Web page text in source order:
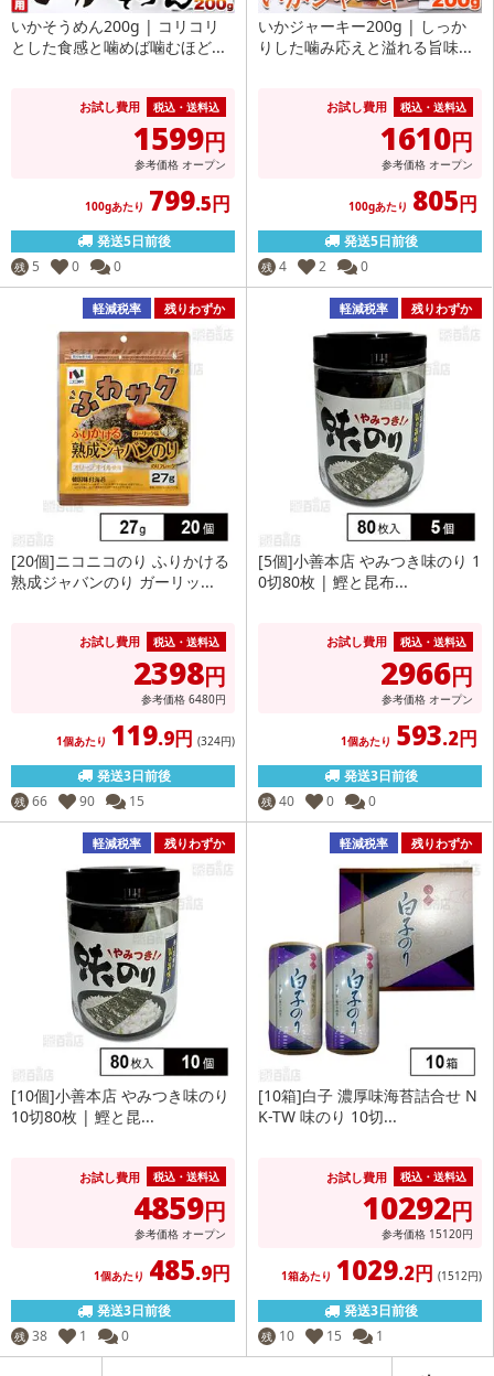
いかそうめん200g | コリコリ
とした食感と噛めば噛むほど...
お試し費用 税込・送料込
1599円
参考価格 オープン
100gあたり 799.5円
発送5日前後
残 5 0 0
いかジャーキー200g | しっか
りした噛み応えと溢れる旨味...
お試し費用 税込・送料込
1610円
参考価格 オープン
100gあたり 805円
発送5日前後
残 4 2 0
軽減税率 残りわずか
[20個]ニコニコのり ふりかける
熟成ジャバンのり ガーリッ...
お試し費用 税込・送料込
2398円
参考価格 6480円
1個あたり 119.9円 (324円)
発送3日前後
残 66 90 15
軽減税率 残りわずか
[5個]小善本店 やみつき味のり 1
0切80枚 | 鰹と昆布...
お試し費用 税込・送料込
2966円
参考価格 オープン
1個あたり 593.2円
発送3日前後
残 40 0 0
軽減税率 残りわずか
[10個]小善本店 やみつき味のり
10切80枚 | 鰹と昆...
お試し費用 税込・送料込
4859円
参考価格 オープン
1個あたり 485.9円
発送3日前後
残 38 1 0
軽減税率 残りわずか
[10箱]白子 濃厚味海苔詰合せ N
K-TW 味のり 10切...
お試し費用 税込・送料込
10292円
参考価格 15120円
1箱あたり 1029.2円 (1512円)
発送3日前後
残 10 15 1